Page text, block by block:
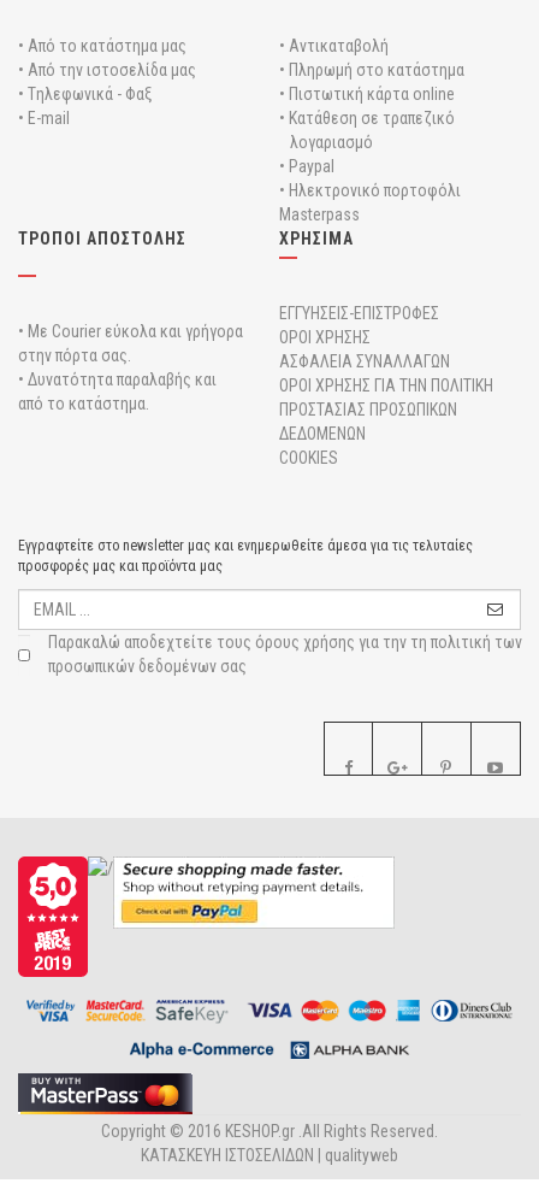
• Από το κατάστημα μας
• Από την ιστοσελίδα μας
• Tηλεφωνικά - Φαξ
• E-mail
• Αντικαταβολή
• Πληρωμή στο κατάστημα
• Πιστωτική κάρτα online
• Κατάθεση σε τραπεζικό
λογαριασμό
• Paypal
• Ηλεκτρονικό πορτοφόλι
Masterpass
ΤΡΟΠΟΙ ΑΠΟΣΤΟΛΗΣ
• Με Courier εύκολα και γρήγορα
στην πόρτα σας.
• Δυνατότητα παραλαβής και
από το κατάστημα.
ΧΡΗΣΙΜΑ
ΕΓΓΥΗΣΕΙΣ-ΕΠΙΣΤΡΟΦΕΣ
ΟΡΟΙ ΧΡΗΣΗΣ
ΑΣΦΑΛΕΙΑ ΣΥΝΑΛΛΑΓΩΝ
ΟΡΟΙ ΧΡΗΣΗΣ ΓΙΑ ΤΗΝ ΠΟΛΙΤΙΚΗ
ΠΡΟΣΤΑΣΙΑΣ ΠΡΟΣΩΠΙΚΩΝ
ΔΕΔΟΜΕΝΩΝ
COOKIES
Εγγραφτείτε στο newsletter μας και ενημερωθείτε άμεσα για τις τελυταίες
προσφορές μας και προϊόντα μας
Παρακαλώ αποδεχτείτε τους όρους χρήσης για την τη πολιτική των
προσωπικών δεδομένων σας
Copyright © 2016 KESHOP.gr .All Rights Reserved.
ΚΑΤΑΣΚΕΥΗ ΙΣΤΟΣΕΛΙΔΩΝ |
qualityweb